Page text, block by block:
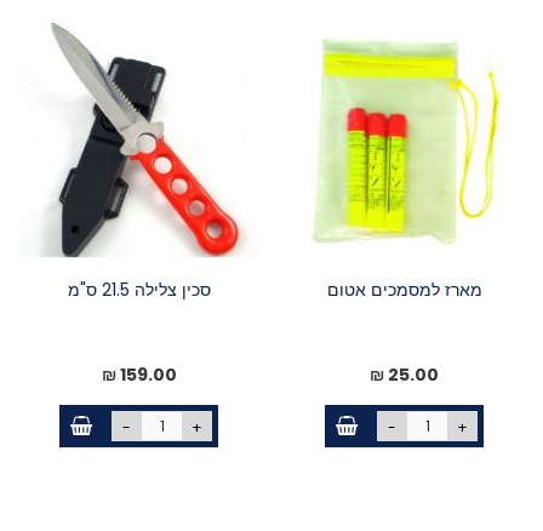
מארז למסמכים אטום
25.00 ₪
- +
סכין צלילה 21.5 ס"מ
159.00 ₪
- +